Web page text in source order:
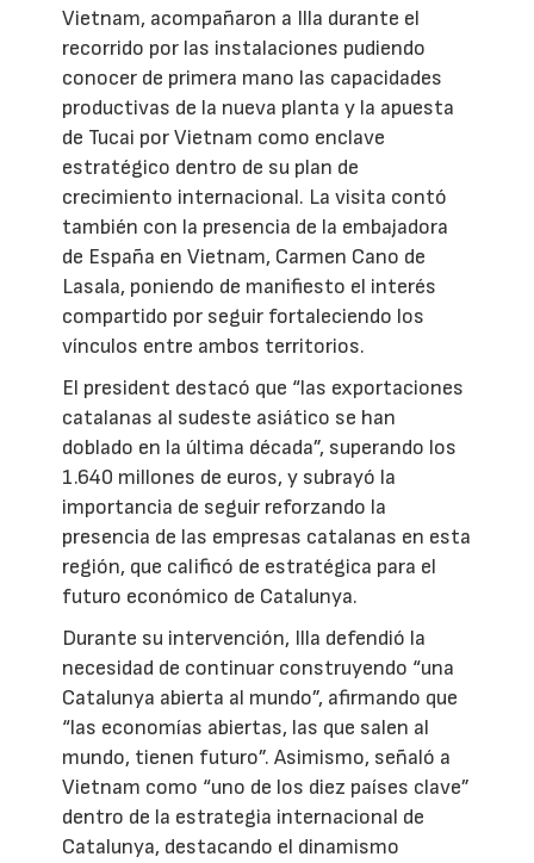
Vietnam, acompañaron a Illa durante el
recorrido por las instalaciones pudiendo
conocer de primera mano las capacidades
productivas de la nueva planta y la apuesta
de Tucai por Vietnam como enclave
estratégico dentro de su plan de
crecimiento internacional. La visita contó
también con la presencia de la embajadora
de España en Vietnam, Carmen Cano de
Lasala, poniendo de manifiesto el interés
compartido por seguir fortaleciendo los
vínculos entre ambos territorios.
El president destacó que “las exportaciones
catalanas al sudeste asiático se han
doblado en la última década”, superando los
1.640 millones de euros, y subrayó la
importancia de seguir reforzando la
presencia de las empresas catalanas en esta
región, que calificó de estratégica para el
futuro económico de Catalunya.
Durante su intervención, Illa defendió la
necesidad de continuar construyendo “una
Catalunya abierta al mundo”, afirmando que
“las economías abiertas, las que salen al
mundo, tienen futuro”. Asimismo, señaló a
Vietnam como “uno de los diez países clave”
dentro de la estrategia internacional de
Catalunya, destacando el dinamismo